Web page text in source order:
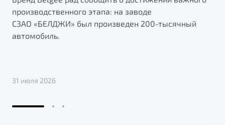
производственного этапа: на заводе
СЗАО «БЕЛДЖИ» был произведен 200-тысячный
автомобиль.
31 июля 2026